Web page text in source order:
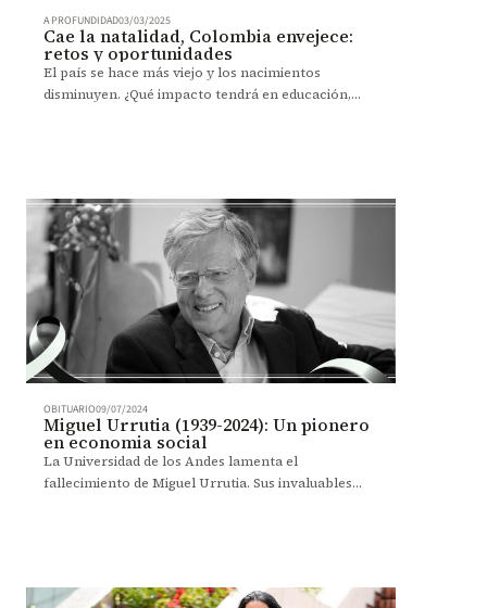
A PROFUNDIDAD03/03/2025
Cae la natalidad, Colombia envejece:
retos y oportunidades
El país se hace más viejo y los nacimientos
disminuyen. ¿Qué impacto tendrá en educación,
OBITUARIO09/07/2024
Miguel Urrutia (1939-2024): Un pionero
en economia social
La Universidad de los Andes lamenta el
fallecimiento de Miguel Urrutia. Sus invaluables